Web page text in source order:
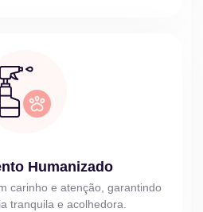
Humanizado
carinho e atenção, garantindo
tranquila e acolhedora.